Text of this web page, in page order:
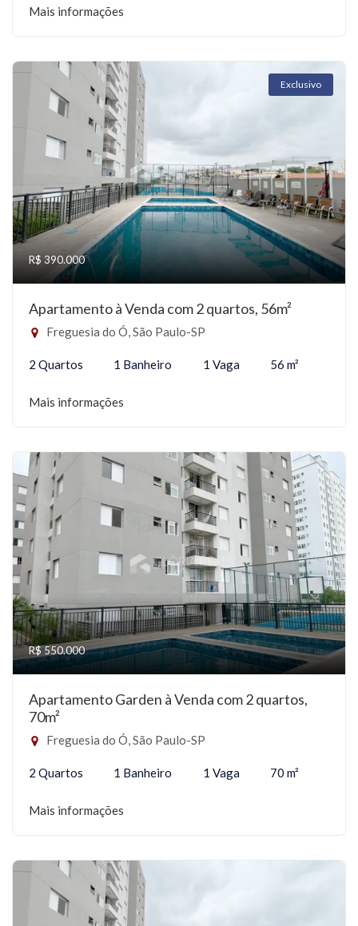
Mais informações
Exclusivo
R$ 390.000
Apartamento à Venda com 2 quartos, 56m²
Freguesia do Ó, São Paulo-SP
2 Quartos 1 Banheiro 1 Vaga 56 m²
Mais informações
R$ 550.000
Apartamento Garden à Venda com 2 quartos,
70m²
Freguesia do Ó, São Paulo-SP
2 Quartos 1 Banheiro 1 Vaga 70 m²
Mais informações